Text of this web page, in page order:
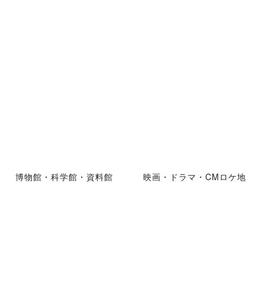
博物館・科学館・資料館 映画・ドラマ・CMロケ地